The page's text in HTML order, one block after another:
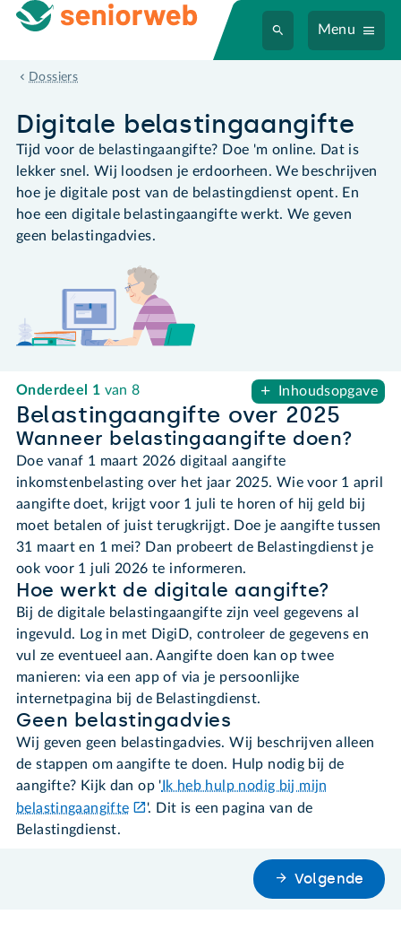
Menu
Dossiers
Digitale belastingaangifte
Digitale belastingaangifte
Tijd voor de belastingaangifte? Doe 'm online. Dat is
lekker snel. Wij loodsen je erdoorheen. We beschrijven
hoe je digitale post van de belastingdienst opent. En
hoe een digitale belastingaangifte werkt. We geven
geen belastingadvies.
Onderdeel 1 van 8 Inhoudsopgave
Belastingaangifte over 2025
Wanneer belastingaangifte doen?
Doe vanaf 1 maart 2026 digitaal aangifte
inkomstenbelasting over het jaar 2025. Wie voor 1 april
aangifte doet, krijgt voor 1 juli te horen of hij geld bij
moet betalen of juist terugkrijgt. Doe je aangifte tussen
31 maart en 1 mei? Dan probeert de Belastingdienst je
ook voor 1 juli 2026 te informeren.
Hoe werkt de digitale aangifte?
Bij de digitale belastingaangifte zijn veel gegevens al
ingevuld. Log in met DigiD, controleer de gegevens en
vul ze eventueel aan. Aangifte doen kan op twee
manieren: via een app of via je persoonlijke
internetpagina bij de Belastingdienst.
Geen belastingadvies
Wij geven geen belastingadvies. Wij beschrijven alleen
de stappen om aangifte te doen. Hulp nodig bij de
aangifte? Kijk dan op ' Ik heb hulp nodig bij mijn
belastingaangifte
'. Dit is een pagina van de
Belastingdienst.
Volgende